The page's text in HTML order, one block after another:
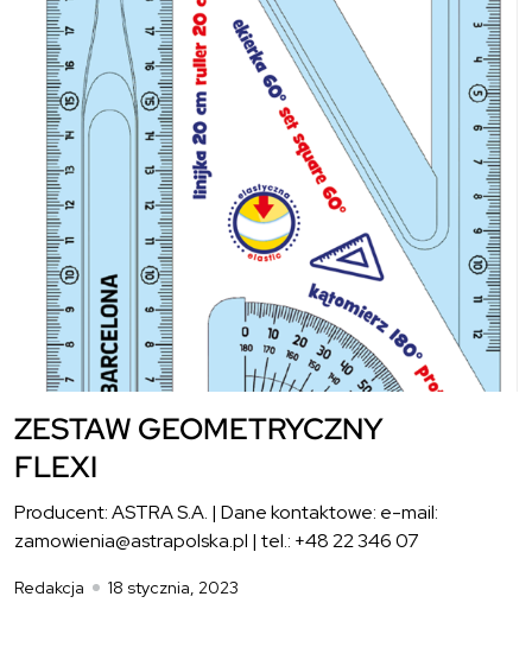
ZESTAW GEOMETRYCZNY
FLEXI
Producent: ASTRA S.A. | Dane kontaktowe: e-mail:
zamowienia@astrapolska.pl | tel.: +48 22 346 07
Redakcja 18 stycznia, 2023